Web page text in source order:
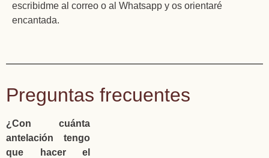
escribidme al correo o al Whatsapp y os orientaré
encantada.
Preguntas frecuentes
¿Con cuánta
antelación tengo
que hacer el